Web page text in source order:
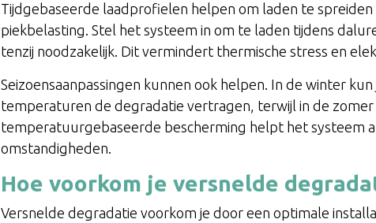
Tijdgebaseerde laadprofielen helpen om laden te
piekbelasting. Stel het systeem in om te laden tijdens
tenzij noodzakelijk. Dit vermindert thermische stress en
Seizoensaanpassingen kunnen ook helpen. In de winter
temperaturen de degradatie vertragen, terwijl in de
temperatuurgebaseerde bescherming helpt het systeem
omstandigheden.
Hoe voorkom je versnelde
Versnelde degradatie voorkom je door een optimale